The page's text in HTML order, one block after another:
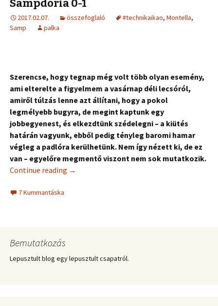
Sampdoria 0-1
2017.02.07. összefoglaló #technikaikao, Montella,
Samp
palka
Szerencse, hogy tegnap még volt több olyan esemény,
ami elterelte a figyelmem a vasárnap déli lecsóról,
amiről túlzás lenne azt állítani, hogy a pokol
legmélyebb bugyra, de megint kaptunk egy
jobbegyenest, és elkezdtünk szédelegni – a kiütés
határán vagyunk, ebből pedig tényleg baromi hamar
végleg a padlóra kerülhetünk. Nem így nézett ki, de ez
van – egyelőre megmentő viszont nem sok mutatkozik.
Continue reading →
7 Kummantáska
Bemutatkozás
Lepusztult blog egy lepusztult csapatról.